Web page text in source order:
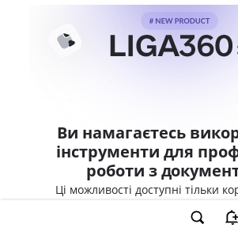
Ви намагаєтесь
інструменти для
роботи з
Ці можливості доступні тільки
LIGA360. Залишайте заявку та
доступ для професійної роботи